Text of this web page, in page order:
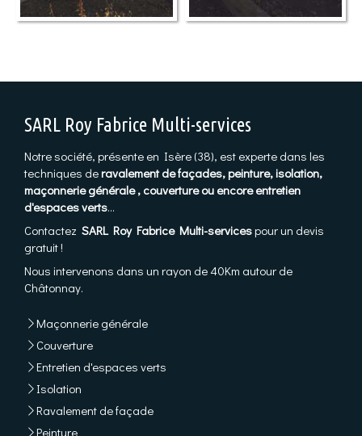
SARL Roy Fabrice Multi-services
Notre société, présente en Isère (38), est experte dans les
techniques de ravalement de façades, peinture, isolation,
maçonnerie générale , couverture ou encore entretien
d'espaces verts...
Contactez SARL Roy Fabrice Multi-services pour un devis
gratuit !
Nous intervenons dans un rayon de 40Km autour de
Châtonnay.
Maçonnerie générale
Couverture
Entretien d'espaces verts
Isolation
Ravalement de façade
Peinture